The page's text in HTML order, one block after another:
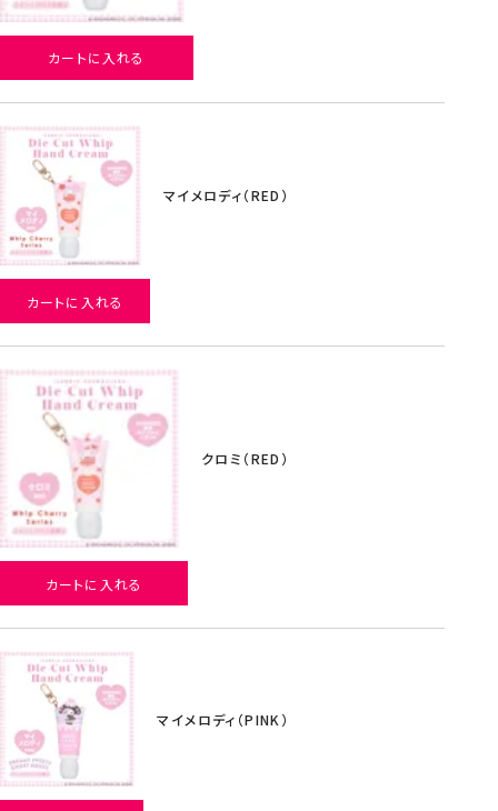
カートに入れる
マイメロディ（RED）
カートに入れる
クロミ（RED）
カートに入れる
マイメロディ（PINK）